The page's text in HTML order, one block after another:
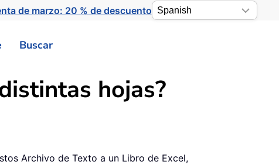
de marzo: 20 % de descuento
Buscar
hojas?
Archivo de Texto a un Libro de Excel,